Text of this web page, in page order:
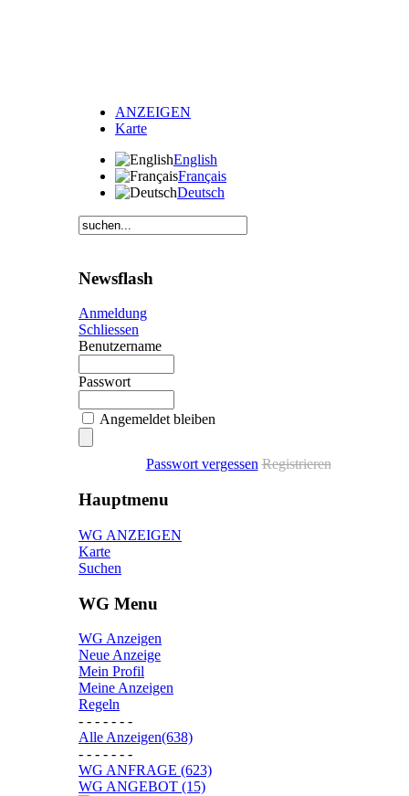
ANZEIGEN
Karte
English
Français
Deutsch
Newsflash
Anmeldung
Schliessen
Benutzername
Passwort
Angemeldet bleiben
Passwort vergessen Registrieren
Hauptmenu
WG ANZEIGEN
Karte
Suchen
WG Menu
WG Anzeigen
Neue Anzeige
Mein Profil
Meine Anzeigen
Regeln
- - - - - - -
Alle Anzeigen(638)
- - - - - - -
WG ANFRAGE (623)
WG ANGEBOT (15)